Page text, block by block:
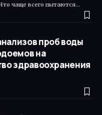
чаще всего пытаются…
проб воды
на
здравоохранения